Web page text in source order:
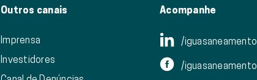
Outros canais
Imprensa
Investidores
Acompanhe
/iguasaneamento
/iguasaneamento